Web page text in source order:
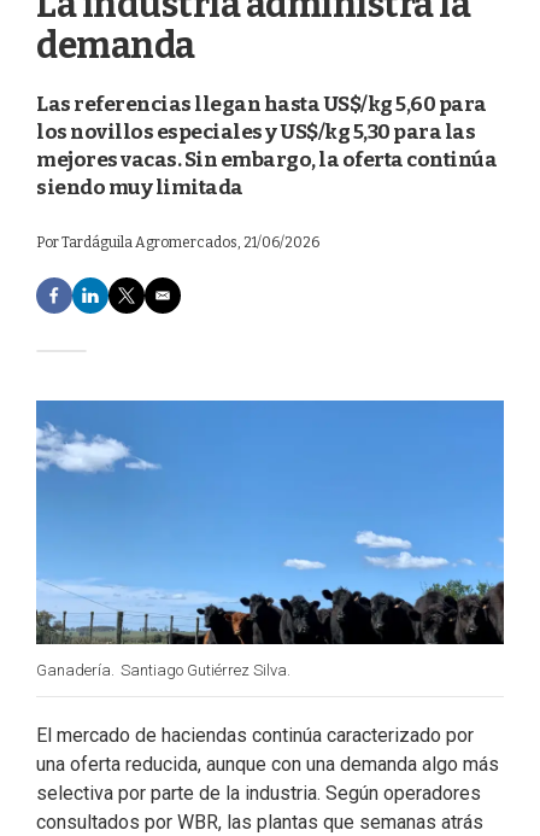
demanda
Las referencias llegan hasta US$/kg 5,60 para
los novillos especiales y US$/kg 5,30 para las
mejores vacas. Sin embargo, la oferta continúa
siendo muy limitada
PorTardáguila Agromercados, 21/06/2026
F
a
e
o
o
k
L
i
d
I
n
T
w
e
E
m
Ganadería. Santiago Gutiérrez Silva.
El mercado de haciendas continúa caracterizado por
una oferta reducida, aunque con una demanda algo más
selectiva por parte de la industria. Según operadores
consultados por WBR, las plantas que semanas atrás